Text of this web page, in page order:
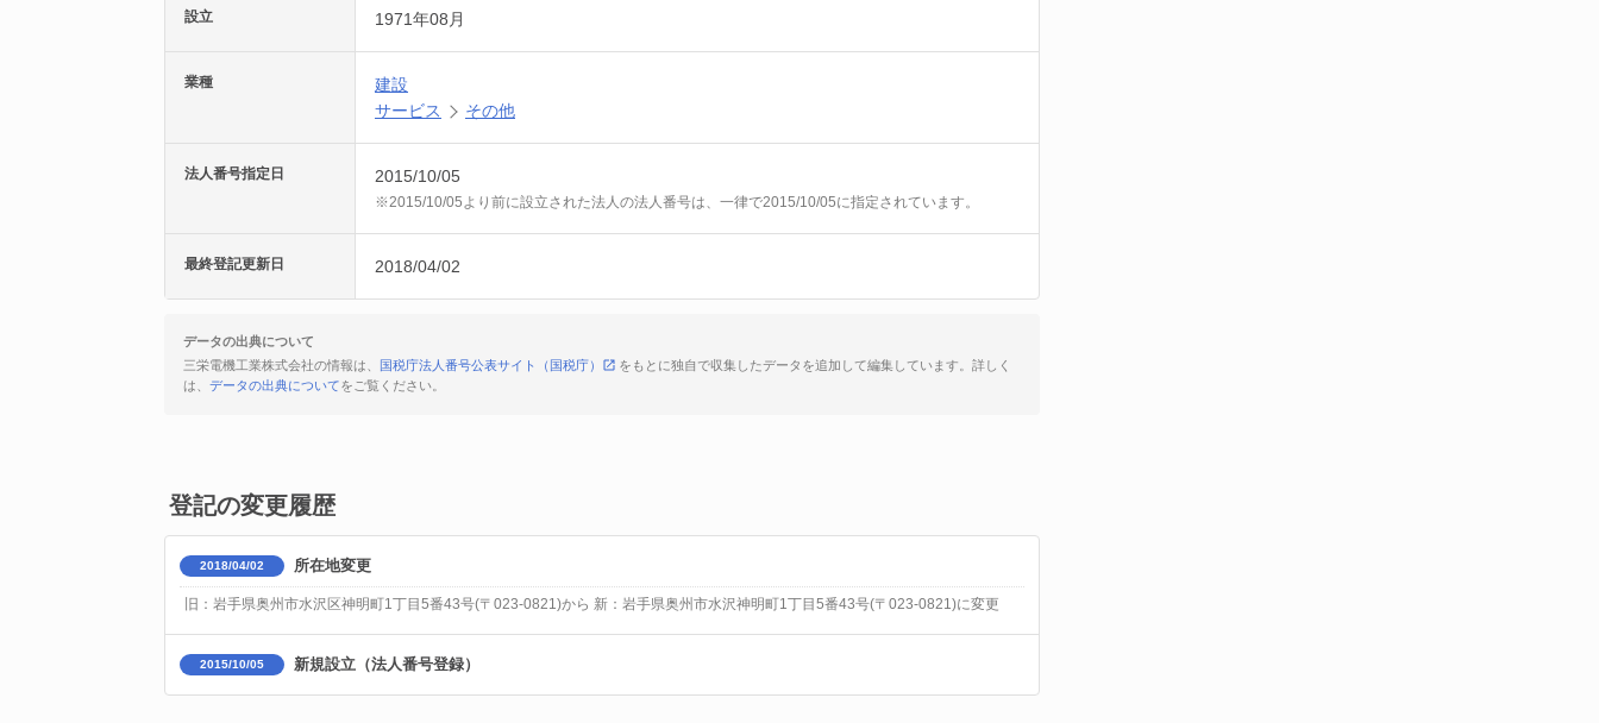
設立 1971年08月
業種
建設
サービス
その他
法人番号指定日 2015/10/05
※2015/10/05より前に設立された法人の法人番号は、一律で2015/10/05に指定されています。
最終登記更新日 2018/04/02
データの出典について
三栄電機工業株式会社の情報は、
国税庁法人番号公表サイト（国税庁）
をもとに独自で収集したデータを追加して編集しています。詳しく
は、 データの出典についてをご覧ください。
登記の変更履歴
2018/04/02 所在地変更
旧：岩手県奥州市水沢区神明町1丁目5番43号(〒023-0821)から 新：岩手県奥州市水沢神明町1丁目5番43号(〒023-0821)に変更
2015/10/05 新規設立（法人番号登録）